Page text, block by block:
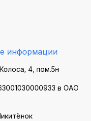
информации
4, пом.5н
в ОАО